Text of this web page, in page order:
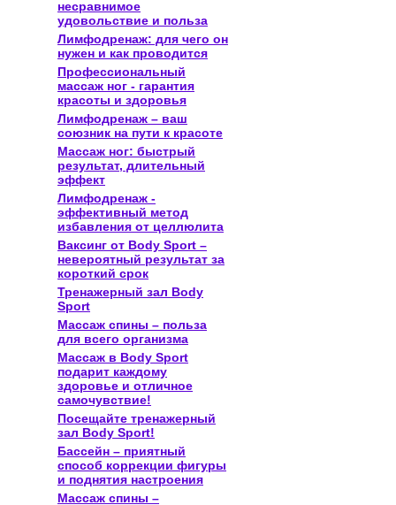
несравнимое
удовольствие и польза
Лимфодренаж: для чего он
нужен и как проводится
Профессиональный
массаж ног - гарантия
красоты и здоровья
Лимфодренаж – ваш
союзник на пути к красоте
Массаж ног: быстрый
результат, длительный
эффект
Лимфодренаж -
эффективный метод
избавления от целлюлита
Ваксинг от Body Sport –
невероятный результат за
короткий срок
Тренажерный зал Body
Sport
Массаж спины – польза
для всего организма
Массаж в Body Sport
подарит каждому
здоровье и отличное
самочувствие!
Посещайте тренажерный
зал Body Sport!
Бассейн – приятный
способ коррекции фигуры
и поднятия настроения
Массаж спины –